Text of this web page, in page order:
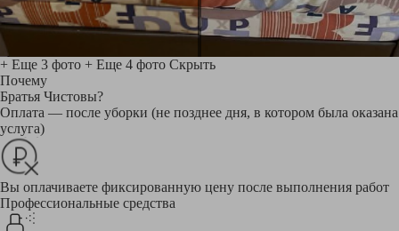
+ Еще 3 фото + Еще 4 фото Скрыть
Почему
Братья Чистовы?
Оплата — после уборки (не позднее дня, в котором была оказана
услуга)
Вы оплачиваете фиксированную цену после выполнения работ
Профессиональные средства